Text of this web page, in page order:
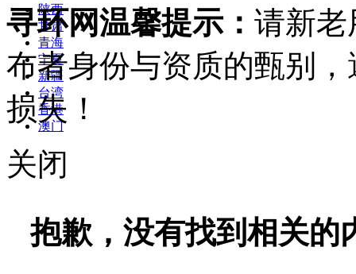
陕西
甘肃
青海
宁夏
新疆
台湾
香港
澳门
寻环网温馨提示： 请新老
布者身份与资质的甄别
损失！
关闭
抱歉，没有找到相关的